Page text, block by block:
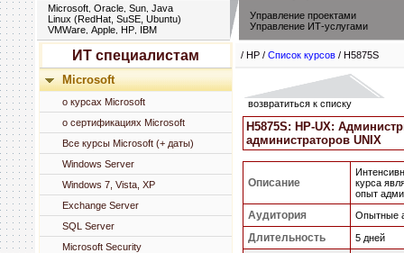
Microsoft Oracle Sun Java
Linux (RedHat, SuSE, Ubuntu)
VMWare Apple HP IBM
Управление проектами
Управление ИТ-услугами
ИТ специалистам
Microsoft
о курсах Microsoft
о сертификациях Microsoft
Все курсы Microsoft (+ даты)
Windows Server
Windows 7, Vista, XP
Exchange Server
SQL Server
Microsoft Security
/ HP / Список курсов / H5875S
возвратиться к списку
H5875S: HP-UX:
администраторов UNIX
Описание
курса
опыт
Аудитория Опытные
Длительность 5 дней